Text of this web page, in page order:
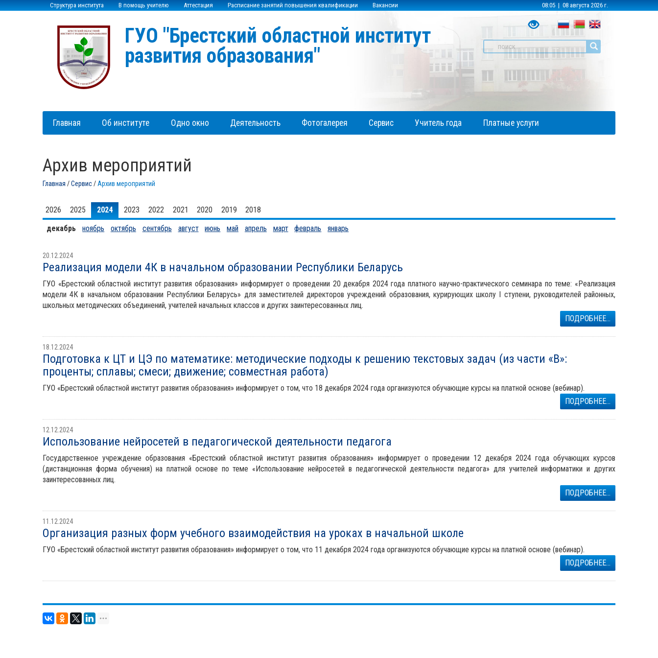
Структура института В помощь учителю Аттестация Расписание занятий повышения квалификации Вакансии 08:05 | 08 августа 2026 г.
ГУО "Брестский областной институт
развития образования"
Главная Об институте Одно окно Деятельность Фотогалерея Сервис Учитель года Платные услуги
Архив мероприятий
Главная /Сервис/Архив мероприятий
2026 2025 2024 2023 2022 2021 2020 2019
2018
декабрь
ноябрь октябрь сентябрь август июнь май апрель март февраль январь
20.12.2024
Реализация модели 4К в начальном образовании Республики Беларусь
ГУО «Брестский областной институт развития образования» информирует о проведении 20 декабря 2024 года платного научно-практического семинара по теме: «Реализация
модели 4К в начальном образовании Республики Беларусь» для заместителей директоров учреждений образования, курирующих школу I ступени, руководителей районных,
школьных методических объединений, учителей начальных классов и других заинтересованных лиц.
ПОДРОБНЕЕ...
18.12.2024
Подготовка к ЦТ и ЦЭ по математике: методические подходы к решению текстовых задач (из части «В»:
проценты; сплавы; смеси; движение; совместная работа)
ГУО «Брестский областной институт развития образования» информирует о том, что 18 декабря 2024 года организуются обучающие курсы на платной основе (вебинар).
ПОДРОБНЕЕ...
12.12.2024
Использование нейросетей в педагогической деятельности педагога
Государственное учреждение образования «Брестский областной институт развития образования» информирует о проведении 12 декабря 2024 года обучающих курсов
(дистанционная форма обучения) на платной основе по теме «Использование нейросетей в педагогической деятельности педагога» для учителей информатики и других
заинтересованных лиц.
ПОДРОБНЕЕ...
11.12.2024
Организация разных форм учебного взаимодействия на уроках в начальной школе
ГУО «Брестский областной институт развития образования» информирует о том, что 11 декабря 2024 года организуются обучающие курсы на платной основе (вебинар).
ПОДРОБНЕЕ...